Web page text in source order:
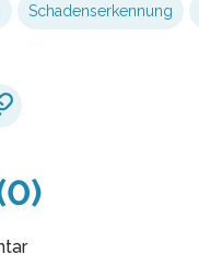
Schadenserkennung